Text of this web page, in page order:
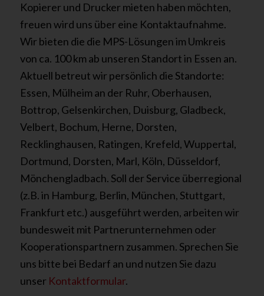
Kopierer und Drucker mieten haben möchten,
freuen wird uns über eine Kontaktaufnahme.
Wir bieten die die MPS-Lösungen im Umkreis
von ca. 100 km ab unseren Standort in Essen an.
Aktuell betreut wir persönlich die Standorte:
Essen, Mülheim an der Ruhr, Oberhausen,
Bottrop, Gelsenkirchen, Duisburg, Gladbeck,
Velbert, Bochum, Herne, Dorsten,
Recklinghausen, Ratingen, Krefeld, Wuppertal,
Dortmund, Dorsten, Marl, Köln, Düsseldorf,
Mönchengladbach. Soll der Service überregional
(z.B. in Hamburg, Berlin, München, Stuttgart,
Frankfurt etc.) ausgeführt werden, arbeiten wir
bundesweit mit Partnerunternehmen oder
Kooperationspartnern zusammen. Sprechen Sie
uns bitte bei Bedarf an und nutzen Sie dazu
unser Kontaktformular.